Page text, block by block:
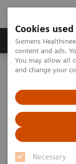
Cookies
Siemens
content and ads.
You may allow all
and change your
Necessary
Ürün ve Hizmetler
Siemens
A systematic
for lung density
A